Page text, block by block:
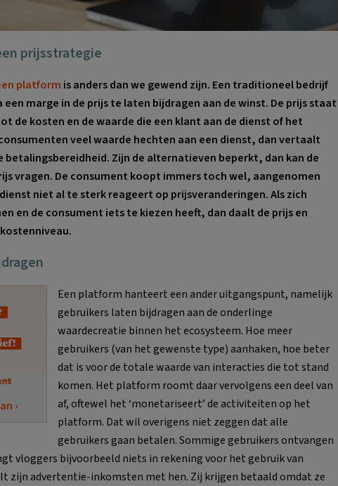
prijsstrategie
platform is anders dan we gewend zijn. Een traditioneel bedrijf
marge in de prijs te laten bijdragen aan de winst. De prijs staat
de kosten en de waarde die een klant aan de dienst of het
veel waarde hechten aan een dienst, dan vertaalt
betalingsbereidheid. Zijn de alternatieven beperkt, dan kan de
vragen. De consument koopt immers toch wel, aangenomen
niet al te sterk reageert op prijsveranderingen. Als zich
en de consument iets te kiezen heeft, dan daalt de prijs en
›
Een platform hanteert een ander uitgangspunt, namelijk
gebruikers laten bijdragen aan de onderlinge
waardecreatie binnen het ecosysteem. Hoe meer
gebruikers (van het gewenste type) aanhaken, hoe beter
dat is voor de totale waarde van interacties die tot stand
komen. Het platform roomt daar vervolgens een deel van
af, oftewel het ‘monetariseert’ de activiteiten op het
platform. Dat wil overigens niet zeggen dat alle
gebruikers gaan betalen. Sommige gebruikers ontvangen
vloggers bijvoorbeeld niets in rekening voor het gebruik van
zijn advertentie-inkomsten met hen. Zij krijgen betaald omdat ze